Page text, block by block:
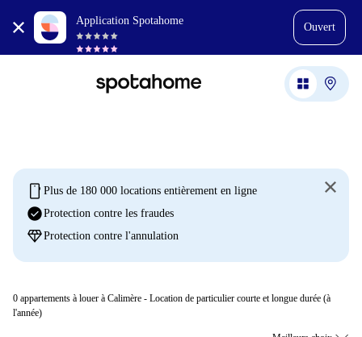
Application Spotahome
Ouvert
mobile Plus de 180 000 locations entièrement en ligne
check_circleProtection contre les fraudes
diamondProtection contre l'annulation
0 appartements à louer à Calimère - Location de particulier courte et longue durée (à
l'année)